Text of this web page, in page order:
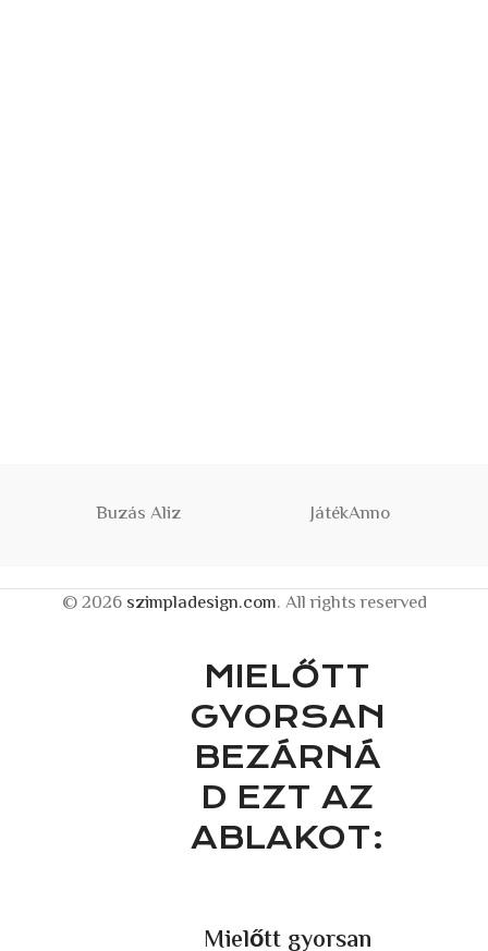
Buzás Aliz JátékAnno
© 2026szimpladesign.com. All rights reserved
MIELŐTT
GYORSAN
BEZÁRNÁ
D EZT AZ
ABLAKOT:
Mielőtt gyorsan